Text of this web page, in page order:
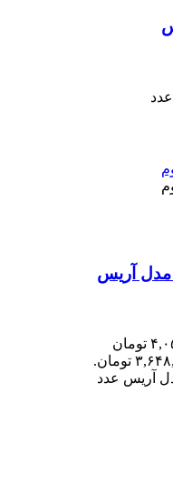
مدل آریس
قیمت اصلی: ۴,۰۵۳,۵۲۰ تومان
آریس عدد